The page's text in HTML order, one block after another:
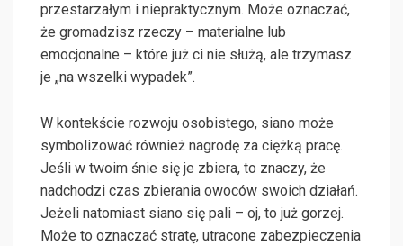
przestarzałym i niepraktycznym. Może oznaczać,
że gromadzisz rzeczy – materialne lub
emocjonalne – które już ci nie służą, ale trzymasz
je „na wszelki wypadek”.
W kontekście rozwoju osobistego, siano może
symbolizować również nagrodę za ciężką pracę.
Jeśli w twoim śnie się je zbiera, to znaczy, że
nadchodzi czas zbierania owoców swoich działań.
Jeżeli natomiast siano się pali – oj, to już gorzej.
Może to oznaczać stratę, utracone zabezpieczenia